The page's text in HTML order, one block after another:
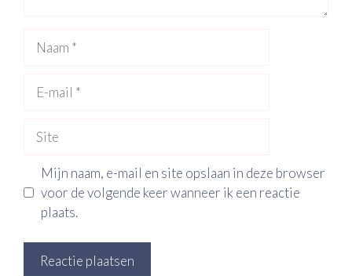
mail
Mijn naam, e-mail en site opslaan in deze browser
voor de volgende keer wanneer ik een reactie
plaats.